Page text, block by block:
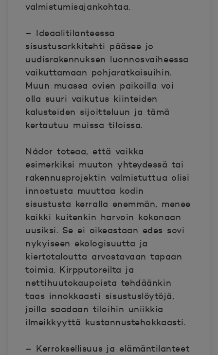
valmistumisajankohtaa.
– Ideaalitilanteessa
sisustusarkkitehti pääsee jo
uudisrakennuksen luonnosvaiheessa
vaikuttamaan pohjaratkaisuihin.
Muun muassa ovien paikoilla voi
olla suuri vaikutus kiinteiden
kalusteiden sijoitteluun ja tämä
kertautuu muissa tiloissa.
Nádor toteaa, että vaikka
esimerkiksi muuton yhteydessä tai
rakennusprojektin valmistuttua olisi
innostusta muuttaa kodin
sisustusta kerralla enemmän, menee
kaikki kuitenkin harvoin kokonaan
uusiksi. Se ei oikeastaan edes sovi
nykyiseen ekologisuutta ja
kiertotaloutta arvostavaan tapaan
toimia. Kirpputoreilta ja
nettihuutokaupoista tehdäänkin
taas innokkaasti sisustuslöytöjä,
joilla saadaan tiloihin uniikkia
ilmeikkyyttä kustannustehokkaasti.
– Kerroksellisuus ja elämäntilanteet